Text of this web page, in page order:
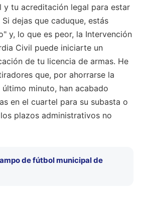
y tu acreditación legal para estar
dejas que caduque, estás
y, lo que es peor, la Intervención
Civil puede iniciarte un
de tu licencia de armas. He
que, por ahorrarse la
minuto, han acabado
en el cuartel para su subasta o
plazos administrativos no
de fútbol municipal de